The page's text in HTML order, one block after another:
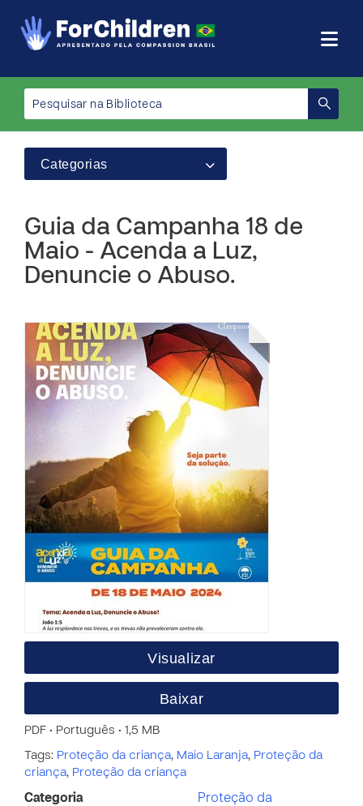
Categorias
Guia da Campanha 18 de
Maio - Acenda a Luz,
Denuncie o Abuso.
Visualizar
Baixar
PDF • Português • 1,5 MB
Tags: Proteção da criança, Maio Laranja, Proteção da
criança, Proteção da criança
Categoria
Proteção da